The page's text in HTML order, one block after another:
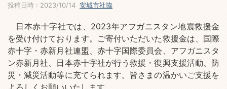
投稿日時 : 2023/10/14 安城市社協
日本赤十字社では、2023年アフガニスタン地震救援金
を受け付けております。ご寄付いただいた救援金は、国際
赤十字・赤新月社連盟、赤十字国際委員会、アフガニスタ
ン赤新月社、日本赤十字社が行う救援・復興支援活動、防
災・減災活動等に充てられます。皆さまの温かいご支援を